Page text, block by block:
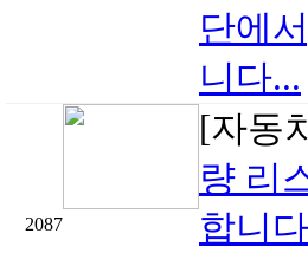
단에
니다...
2087
[자동
량 리
합니